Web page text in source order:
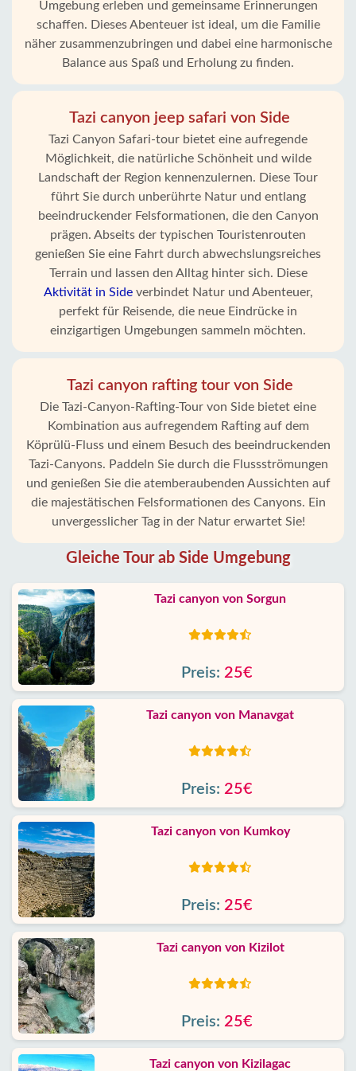
Umgebung erleben und gemeinsame Erinnerungen
schaffen. Dieses Abenteuer ist ideal, um die Familie
näher zusammenzubringen und dabei eine harmonische
Balance aus Spaß und Erholung zu finden.
Tazi canyon jeep safari von Side
Tazi Canyon Safari-tour bietet eine aufregende
Möglichkeit, die natürliche Schönheit und wilde
Landschaft der Region kennenzulernen. Diese Tour
führt Sie durch unberührte Natur und entlang
beeindruckender Felsformationen, die den Canyon
prägen. Abseits der typischen Touristenrouten
genießen Sie eine Fahrt durch abwechslungsreiches
Terrain und lassen den Alltag hinter sich. Diese
Aktivität in Sideverbindet Natur und Abenteuer,
perfekt für Reisende, die neue Eindrücke in
einzigartigen Umgebungen sammeln möchten.
Tazi canyon rafting tour von Side
Die Tazi-Canyon-Rafting-Tour von Side bietet eine
Kombination aus aufregendem Rafting auf dem
Köprülü-Fluss und einem Besuch des beeindruckenden
Tazi-Canyons. Paddeln Sie durch die Flussströmungen
und genießen Sie die atemberaubenden Aussichten auf
die majestätischen Felsformationen des Canyons. Ein
unvergesslicher Tag in der Natur erwartet Sie!
Gleiche Tour ab Side Umgebung
Tazi canyon von Sorgun
Preis: 25€
Tazi canyon von Manavgat
Preis: 25€
Tazi canyon von Kumkoy
Preis: 25€
Tazi canyon von Kizilot
Preis: 25€
Tazi canyon von Kizilagac